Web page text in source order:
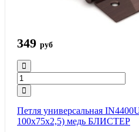
349 руб
Петля универсальная
100x75x2,5) медь БЛИСТЕР